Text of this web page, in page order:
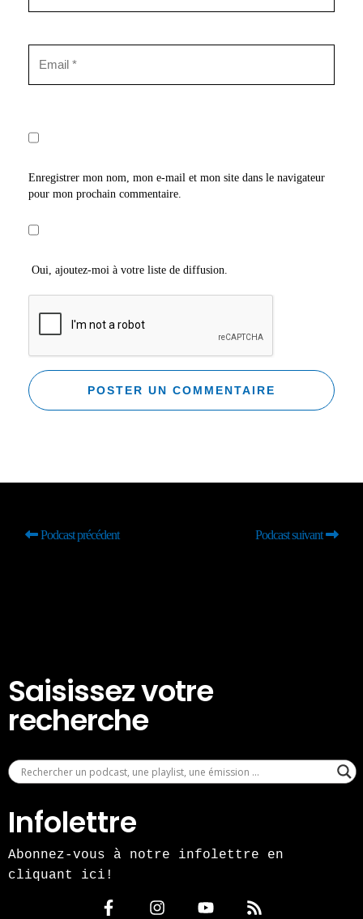
Enregistrer mon nom, mon e-mail et mon site dans le navigateur
pour mon prochain commentaire.
Oui, ajoutez-moi à votre liste de diffusion.
Podcast précédent Podcast suivant
Saisissez votre
recherche
Infolettre
Abonnez-vous à notre infolettre en
cliquant ici!